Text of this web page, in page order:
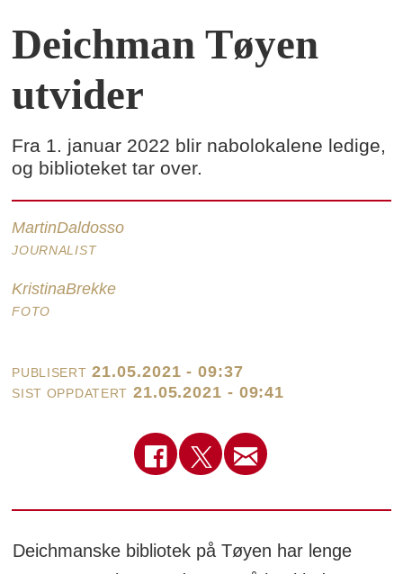
Deichman Tøyen
utvider
Fra 1. januar 2022 blir nabolokalene ledige,
og biblioteket tar over.
MartinDaldosso
JOURNALIST
KristinaBrekke
FOTO
PUBLISERT 21.05.2021 - 09:37
SIST OPPDATERT 21.05.2021 - 09:41
Deichmanske bibliotek på Tøyen har lenge